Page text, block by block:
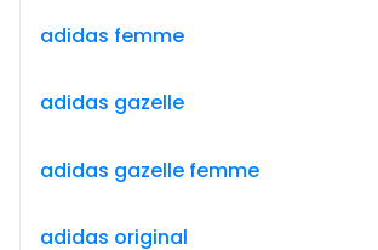
adidas femme
adidas gazelle
adidas gazelle femme
adidas original